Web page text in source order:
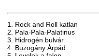
1. Rock and Roll katlan
2. Pala-Pala-Palatinus
3. Hidrogén bulvár
4. Buzogány Árpád